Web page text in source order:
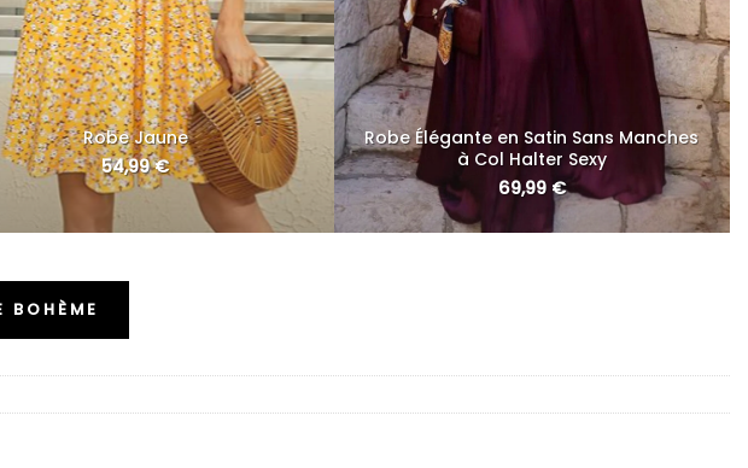
Robe Jaune
54,99€
Robe Élégante en Satin Sans Manches
à Col Halter Sexy
69,99 €
BOHÈME